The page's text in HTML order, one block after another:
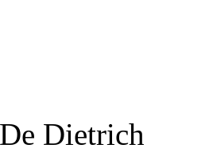
Dietrich